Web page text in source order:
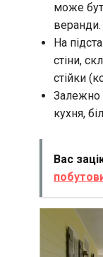
може
веранди.
На
стіни,
стійки
Залежно
кухня,
Вас